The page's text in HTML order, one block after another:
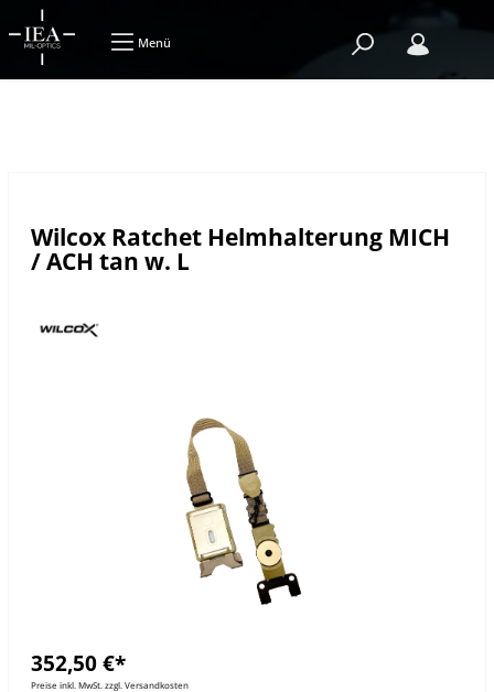
Menü
Wilcox Ratchet Helmhalterung MICH
/ ACH tan w. L
352,50 €*
Preise inkl. MwSt. zzgl. Versandkosten